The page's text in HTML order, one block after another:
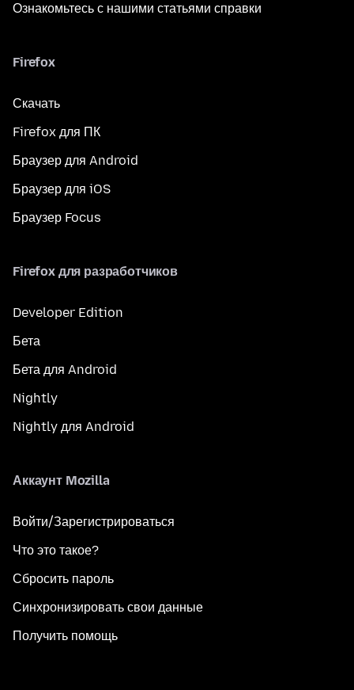
Ознакомьтесь с нашими статьями справки
Firefox
Скачать
Firefox для ПК
Браузер для Android
Браузер для iOS
Браузер Focus
Firefox для разработчиков
Developer Edition
Бета
Бета для Android
Nightly
Nightly для Android
Аккаунт Mozilla
Войти/Зарегистрироваться
Что это такое?
Сбросить пароль
Синхронизировать свои данные
Получить помощь